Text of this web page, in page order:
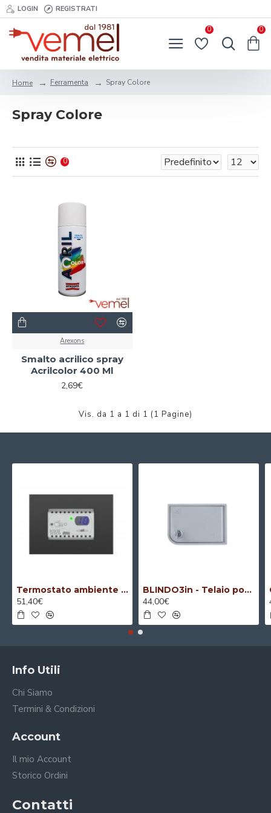
LOGIN REGISTRATI
0 0
Home Ferramenta Spray Colore
Spray Colore
0
Arexons
Smalto acrilico spray
Acrilcolor 400 Ml
2,69€
Vis. da 1 a 1 di 1 (1 Pagine)
Termostato ambiente digitale per serie componibile
51,40€
BLINDO3in - Telaio porta apparecchi blindato 3 moduli
44,00€
Info Utili
Chi Siamo
Termini & Condizioni
Account
Il mio Account
Storico Ordini
Contatti